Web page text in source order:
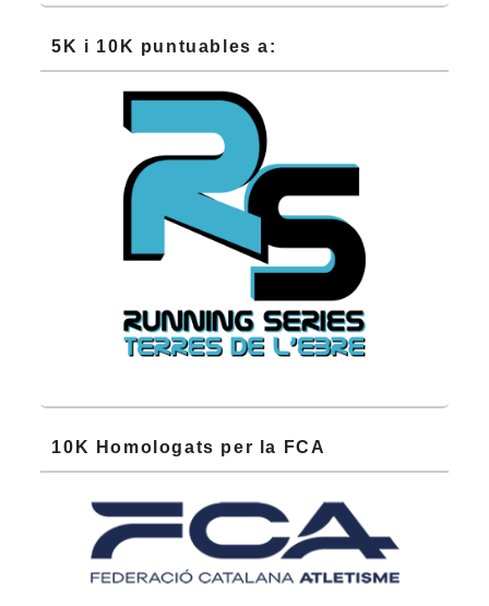
5K i 10K puntuables a:
10K Homologats per la FCA